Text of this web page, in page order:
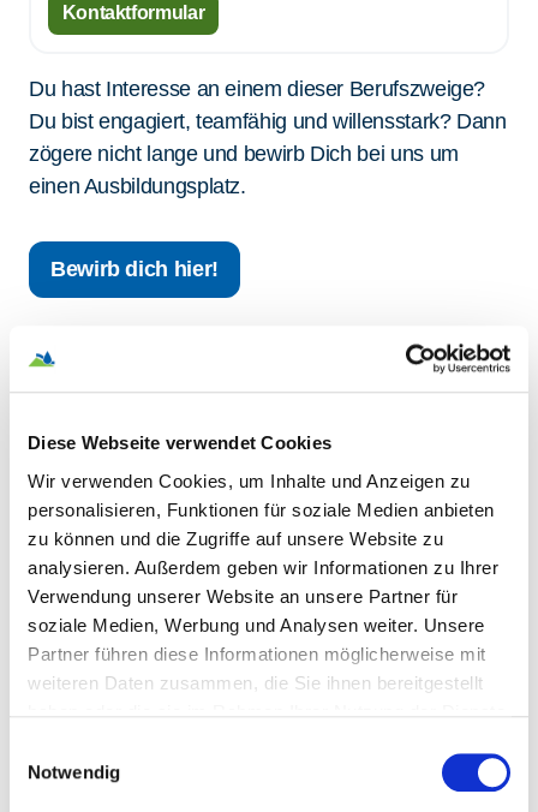
Diese Webseite verwendet Cookies
Wir verwenden Cookies, um Inhalte und Anzeigen zu
personalisieren, Funktionen für soziale Medien anbieten
zu können und die Zugriffe auf unsere Website zu
analysieren. Außerdem geben wir Informationen zu Ihrer
Verwendung unserer Website an unsere Partner für
soziale Medien, Werbung und Analysen weiter. Unsere
Partner führen diese Informationen möglicherweise mit
weiteren Daten zusammen, die Sie ihnen bereitgestellt
Notwendig
Kontaktformular
Du hast Interesse an einem dieser Berufszweige?
Du bist engagiert, teamfähig und willensstark? Dann
zögere nicht lange und bewirb Dich bei uns um
einen Ausbildungsplatz.
Bewirb dich hier!
0365 4870-0
Im Kundenzentrum
Persönliche Beratung
Entstörungsdienst
0800 5888-119